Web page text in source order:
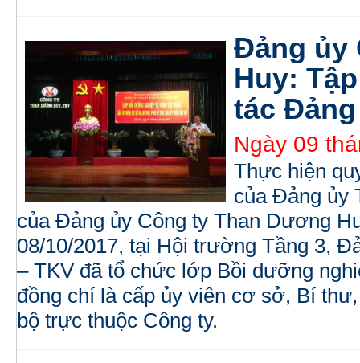
Đảng ủy
Huy:
tác
Ngày 09
Thực hiện
của Đảng ủy
của Đảng ủy Công ty Than Dương
08/10/2017, tại Hội trường Tầng 3,
– TKV đã tổ chức lớp Bồi dưỡng
đồng chí là cấp ủy viên cơ sở, Bí
bộ trực thuộc Công ty.